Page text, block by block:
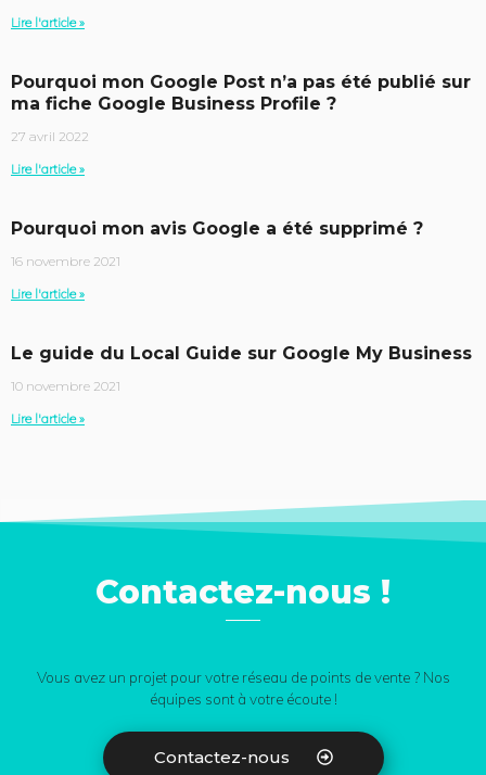
Lire l'article »
Pourquoi mon Google Post n’a pas été publié sur
ma fiche Google Business Profile ?
27 avril 2022
Lire l'article »
Pourquoi mon avis Google a été supprimé ?
16 novembre 2021
Lire l'article »
Le guide du Local Guide sur Google My Business
10 novembre 2021
Lire l'article »
Contactez-nous !
Vous avez un projet pour votre réseau de points de vente ? Nos
équipes sont à votre écoute !
Contactez-nous